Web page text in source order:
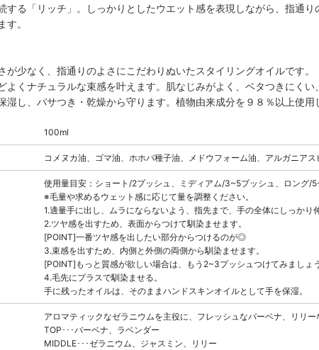
する「リッチ」。しっかりとしたウエット感を表現しながら、指通
。
が少なく、指通りのよさにこだわりぬいたスタイリングオイルです。
よくナチュラルな束感を叶えます。肌なじみがよく、ベタつきにくい
湿し、パサつき・乾燥から守ります。植物由来成分を９８％以上使用
100ml
コメヌカ油、ゴマ油、ホホバ種子油、メドウフォーム油、アルガニア
使用量目安：ショート/2プッシュ、ミディアム/3~5プッシュ、ロング/
※毛量や求めるウェット感に応じて量を調整ください。
1.適量手に出し、ムラにならないよう、指先まで、手の全体にしっかり
2.ツヤ感を出すため、表面からつけて馴染ませます。
[POINT]一番ツヤ感を出したい部分からつけるのが◎
3.束感を出すため、内側と外側の両側から馴染ませます。
[POINT]もっと質感が欲しい場合は、もう2~3プッシュつけてみましょう
4.毛先にプラスで馴染ませる。
手に残ったオイルは、そのままハンドスキンオイルとして手を保湿。
アロマティックなゼラニウムを主役に、フレッシュなバーベナ、リリ
TOP･･･バーベナ、ラベンダー
MIDDLE･･･ゼラニウム、ジャスミン、リリー